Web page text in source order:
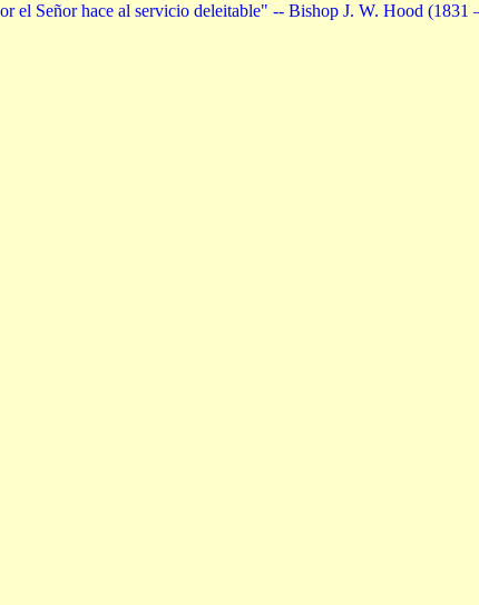
el Señor hace al servicio deleitable" -- Bishop J. W. Hood (1831